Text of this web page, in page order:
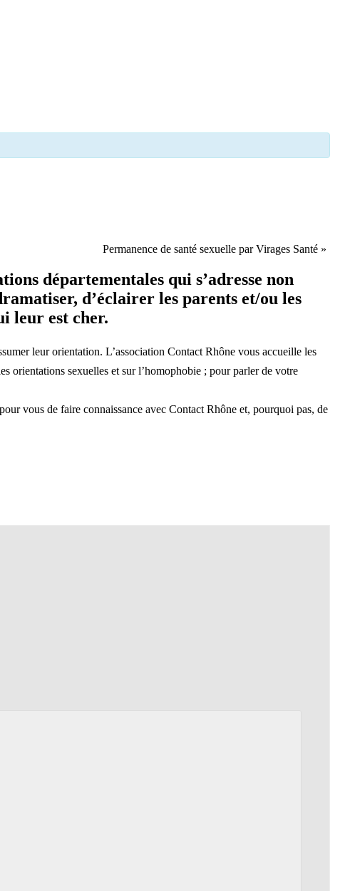
Permanence de santé sexuelle par Virages Santé »
départementales qui s’adresse non
d’éclairer les parents et/ou les
leur est cher.
leur orientation. L’association Contact Rhône vous accueille les
orientations sexuelles et sur l’homophobie ; pour parler de votre
vous de faire connaissance avec Contact Rhône et, pourquoi pas, de